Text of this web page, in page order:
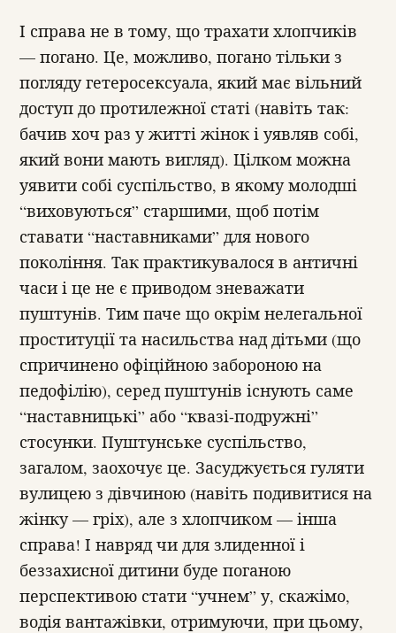
І справа не в тому, що трахати хлопчиків
— погано. Це, можливо, погано тільки з
погляду гетеросексуала, який має вільний
доступ до протилежної статі (навіть так:
бачив хоч раз у житті жінок і уявляв собі,
який вони мають вигляд). Цілком можна
уявити собі суспільство, в якому молодші
“виховуються” старшими, щоб потім
ставати “наставниками” для нового
покоління. Так практикувалося в античні
часи і це не є приводом зневажати
пуштунів. Тим паче що окрім нелегальної
проституції та насильства над дітьми (що
спричинено офіційною забороною на
педофілію), серед пуштунів існують саме
“наставницькі” або “квазі-подружні”
стосунки. Пуштунське суспільство,
загалом, заохочує це. Засуджується гуляти
вулицею з дівчиною (навіть подивитися на
жінку — гріх), але з хлопчиком — інша
справа! І навряд чи для злиденної і
беззахисної дитини буде поганою
перспективою стати “учнем” у, скажімо,
водія вантажівки, отримуючи, при цьому,